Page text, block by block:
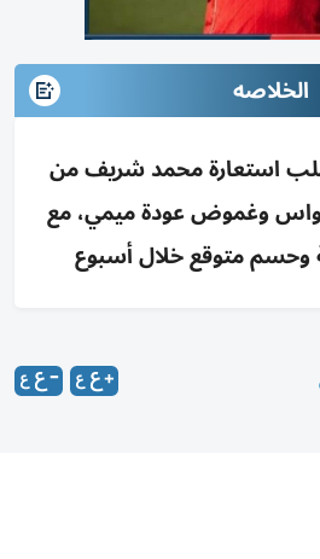
الخلاصه
استعارة محمد شريف من
وغموض عودة ميمي، مع
وحسم متوقع خلال أسبوع